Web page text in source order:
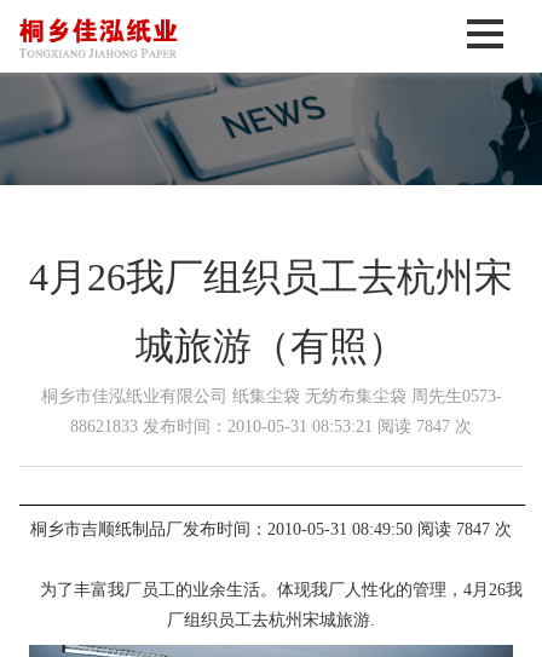
4月26我厂组织员工去杭州宋
城旅游（有照）
桐乡市佳泓纸业有限公司 纸集尘袋 无纺布集尘袋 周先生0573-
88621833 发布时间：2010-05-31 08:53:21 阅读 7847 次
桐乡市吉顺纸制品厂发布时间：2010-05-31 08:49:50 阅读 7847 次
为了丰富我厂员工的业余生活。体现我厂人性化的管理，4月26我
厂组织员工去杭州宋城旅游.